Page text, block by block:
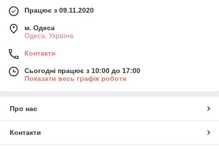
Працює з 09.11.2020
м. Одеса
Одеса, Україна
Контакти
Сьогодні працює з 10:00 до 17:00
Показати весь графік роботи
Про нас
Контакти